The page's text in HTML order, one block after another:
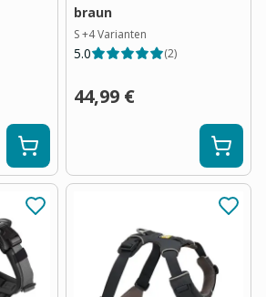
braun
S+4Varianten
5.0 (2)
44,99 €